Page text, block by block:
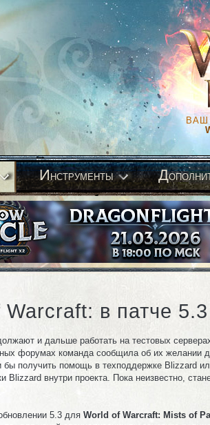
ВАШ
Инструменты Д
Warcraft: в патче
и дальше работать на тестовых
форумах команда сообщила об их желании
бы получить помощь в техподдержке Blizzard
Blizzard внутри проекта. Пока неизвестно,
5.3 для World of Warcraft: Mists of